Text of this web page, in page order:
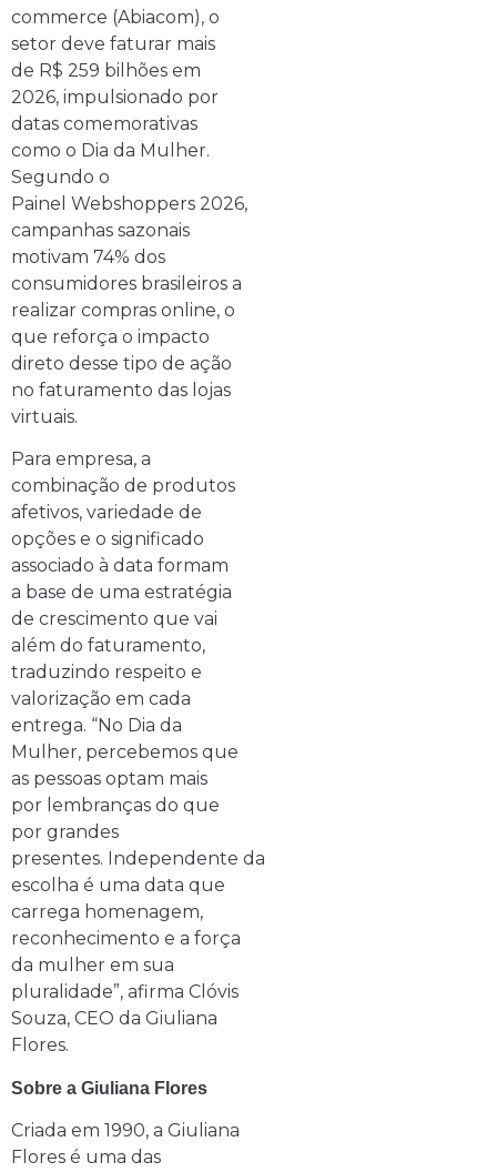
commerce (Abiacom), o
setor deve faturar mais
de R$ 259 bilhões em
2026, impulsionado por
datas comemorativas
como o Dia da Mulher.
Segundo o
Painel Webshoppers 2026,
campanhas sazonais
motivam 74% dos
consumidores brasileiros a
realizar compras online, o
que reforça o impacto
direto desse tipo de ação
no faturamento das lojas
virtuais.
Para empresa, a
combinação de produtos
afetivos, variedade de
opções e o significado
associado à data formam
a base de uma estratégia
de crescimento que vai
além do faturamento,
traduzindo respeito e
valorização em cada
entrega. “No Dia da
Mulher, percebemos que
as pessoas optam mais
por lembranças do que
por grandes
presentes. Independente da
escolha é uma data que
carrega homenagem,
reconhecimento e a força
da mulher em sua
pluralidade”, afirma Clóvis
Souza, CEO da Giuliana
Flores.
Sobre a Giuliana Flores
Criada em 1990, a Giuliana
Flores é uma das